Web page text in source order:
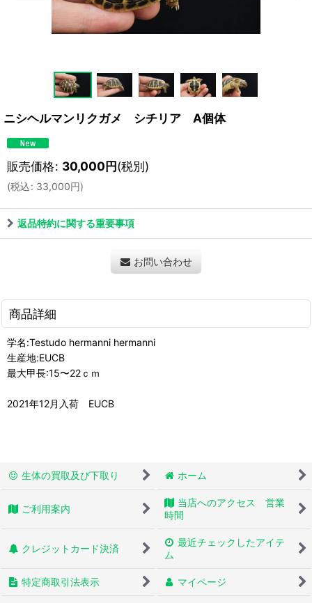
ニシヘルマンリクガメ シチリア A個体
販売価格: 30,000円(税別)
(税込: 33,000円)
返品特約に関する重要事項
お問い合わせ
商品詳細
学名:Testudo hermanni hermanni
生産地:EUCB
最大甲長:15〜22ｃｍ
2021年12月入荷 EUCB
生体の買取及び下取り ホーム
ご利用案内
当店へのアクセス 営業
時間
クレジットカード決済
最近チェックしたアイテ
ム
特定商取引法表示 マイページ